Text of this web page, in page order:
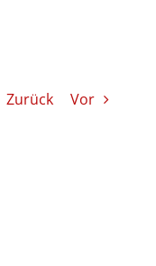
Zurück Vor